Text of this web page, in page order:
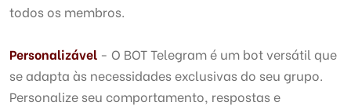
todos os membros.
Personalizável - O BOT Telegram é um bot versátil que
se adapta às necessidades exclusivas do seu grupo.
Personalize seu comportamento, respostas e